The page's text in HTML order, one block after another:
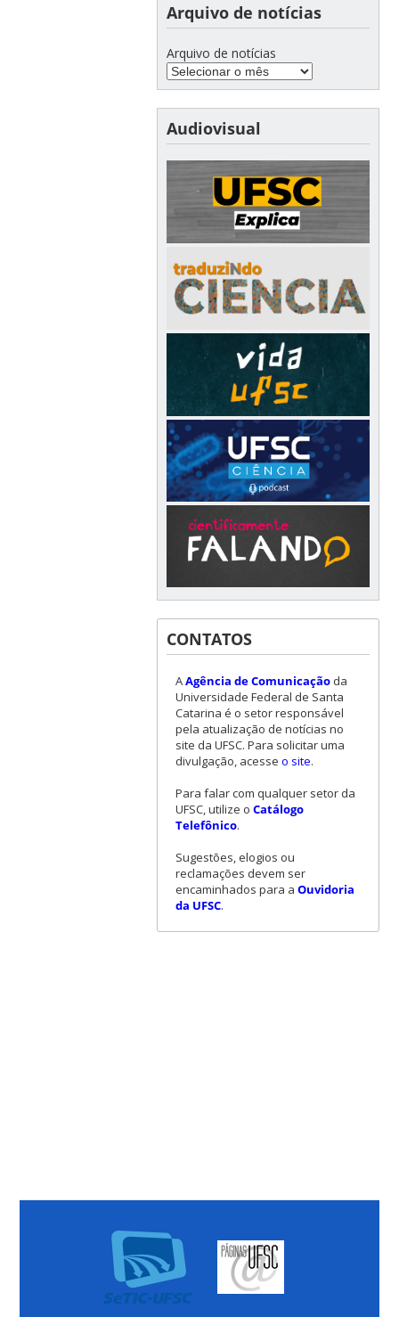
Arquivo de notícias
Arquivo de notícias
Audiovisual
CONTATOS
AAgência de Comunicaçãoda
Universidade Federal de Santa
Catarina é o setor responsável
pela atualização de notícias no
site da UFSC. Para solicitar uma
divulgação, acesse o site.
Para falar com qualquer setor da
UFSC, utilize o Catálogo
Telefônico.
Sugestões, elogios ou
reclamações devem ser
encaminhados para a Ouvidoria
da UFSC.